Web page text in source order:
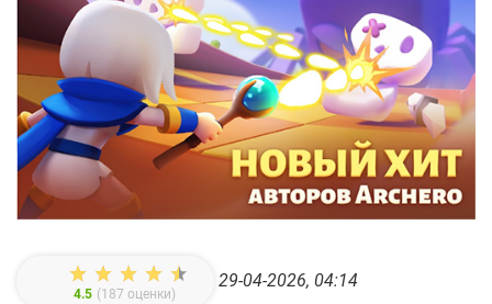
4.5 (187 оценки)
29-04-2026, 04:14